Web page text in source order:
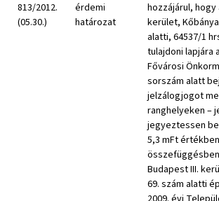
813/2012.
(05.30.)
érdemi
határozat
hozzájárul, hogy
kerület,
alatti, 64537/1
tulajdoni lapjára
Fővárosi
sorszám alatt
jelzálogjogot
ranghelyeken –
jegyeztessen
5,3 mFt
Budapest III.
69. szám alatti